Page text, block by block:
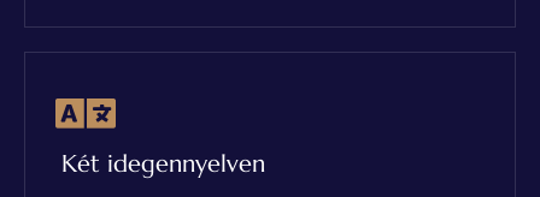
Két idegennyelven